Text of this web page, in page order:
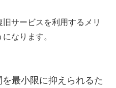
サービスを利用するメリ
なります。
最小限に抑えられるた